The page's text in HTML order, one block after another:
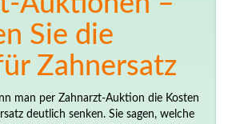
Sie die
Zahnersatz
man per Zahnarzt-Auktion die Kosten
deutlich senken. Sie sagen, welche